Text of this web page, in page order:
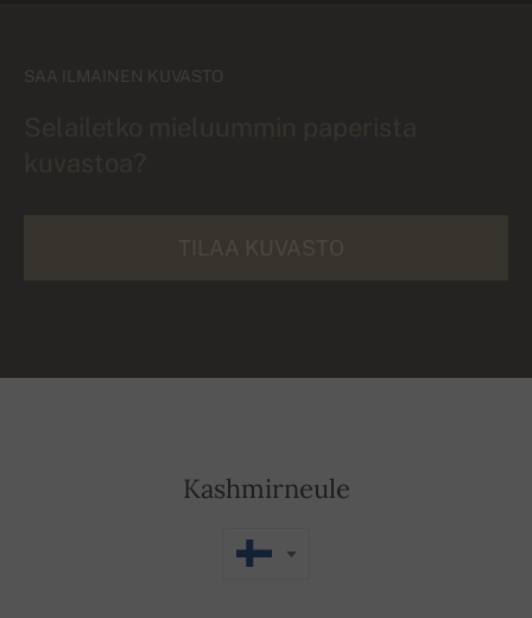
SAA ILMAINEN KUVASTO
Kashmirneule